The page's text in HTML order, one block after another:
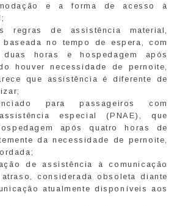
e a forma de acesso à
regras de assistência material,
no tempo de espera, com
duas horas e hospedagem após
houver necessidade de pernoite,
que assistência é diferente de
para passageiros com
especial (PNAE), que
após quatro horas de
da necessidade de pernoite,
de assistência à comunicação
considerada obsoleta diante
atualmente disponíveis aos